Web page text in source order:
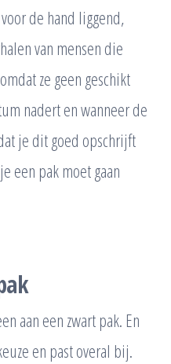
de hand liggend,
van mensen die
ze geen geschikt
nadert en wanneer de
je dit goed opschrijft
een pak moet gaan
aan een zwart pak. En
en past overal bij.